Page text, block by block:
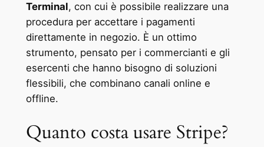
Terminal, con cui è possibile realizzare una
procedura per accettare i pagamenti
direttamente in negozio. È un ottimo
strumento, pensato per i commercianti e gli
esercenti che hanno bisogno di soluzioni
flessibili, che combinano canali online e
offline.
Quanto costa usare Stripe?